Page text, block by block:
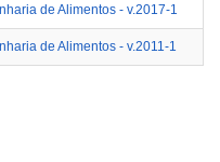
de Alimentos - v.2017-1
de Alimentos - v.2011-1